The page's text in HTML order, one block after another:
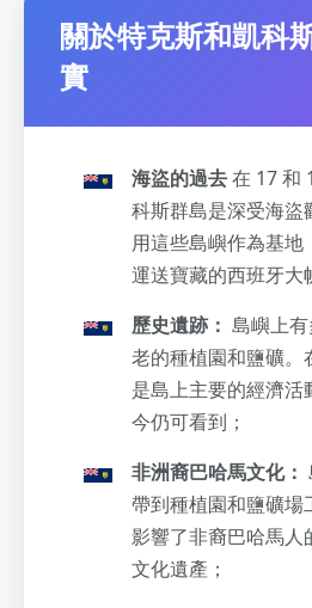
關於特克斯和凱科
實
海盜的過去在 17 和
科斯群島是深受海盜
用這些島嶼作為基
運送寶藏的西班牙大
歷史遺跡： 島嶼上
老的種植園和鹽礦。
是島上主要的經濟
今仍可看到；
非洲裔巴哈馬文化：
帶到種植園和鹽礦場
影響了非裔巴哈馬人
文化遺產；